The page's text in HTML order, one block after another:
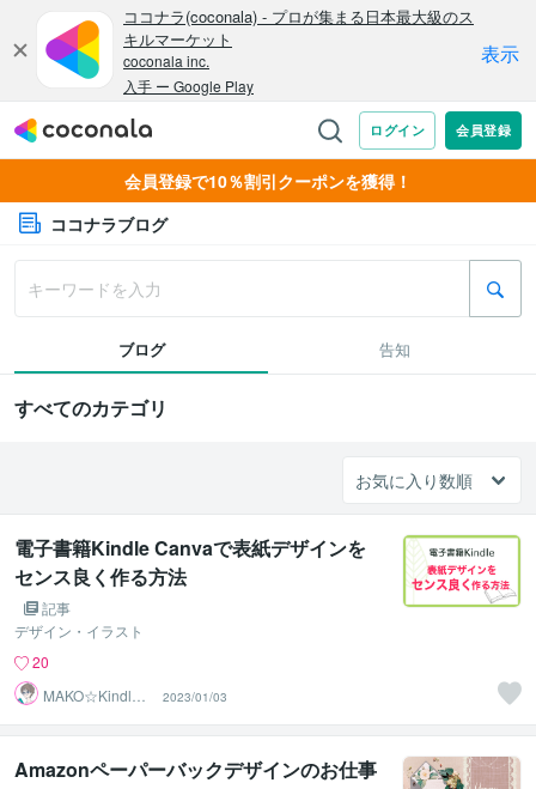
会員登録で10％割引クーポンを獲得！
ココナラブログ
ブログ 告知
すべてのカテゴリ
電子書籍Kindle Canvaで表紙デザインを
センス良く作る方法
記事
デザイン・イラスト
20
MAKO☆Kindle
出版クリエイタ
ー
2023/01/03
Amazonペーパーバックデザインのお仕事